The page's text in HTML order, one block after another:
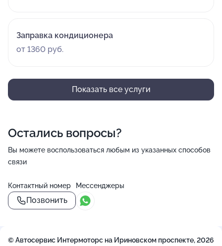
Заправка кондиционера
от 1360 руб.
Показать все услуги
Остались вопросы?
Вы можете воспользоваться любым из указанных способов
связи
Контактный номер
Позвонить
Мессенджеры
© Автосервис Интермоторс на Ириновском проспекте, 2026